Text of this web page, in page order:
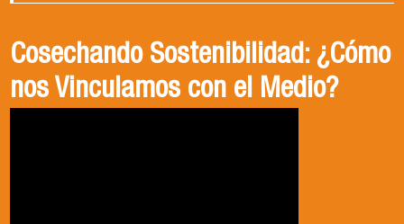
Sabores y texturas del campo:
ExpoMundoRural 2024 comienza
Conoce Ingeniería en
Agronegocios, USACH
Cosechando Sostenibilidad: ¿Cómo
nos Vinculamos con el Medio?